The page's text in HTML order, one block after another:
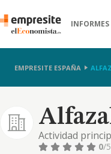
INFORMES
EMPRESITE ESPAÑA
Actividad
predominio en
0/5